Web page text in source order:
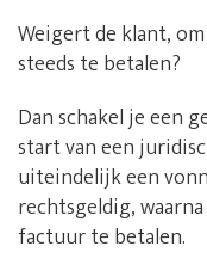
Weigert de klant,
steeds te betalen?
Dan schakel je een
start van een
uiteindelijk een
rechtsgeldig,
factuur te betalen.